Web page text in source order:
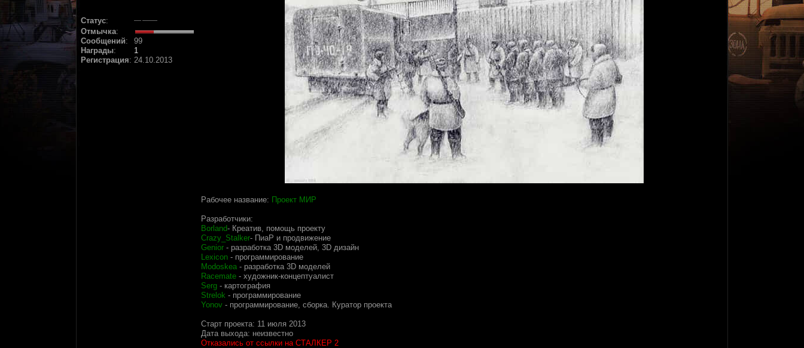
Статус:
Отмычка:
Сообщений:
99
Награды:
1
Регистрация: 24.10.2013
Рабочее название: Проект МИР
Разработчики:
Borland- Креатив, помощь проекту
Crazy_Stalker- ПиаР и продвижение
Genior - разработка 3D моделей, 3D дизайн
Lexicon - программирование
Modoskea - разработка 3D моделей
Racemate - художник-концептуалист
Serg - картография
Strelok - программирование
Yonov - программирование, сборка. Куратор проекта
Старт проекта: 11 июля 2013
Дата выхода: неизвестно
Отказались от ссылки на СТАЛКЕР 2